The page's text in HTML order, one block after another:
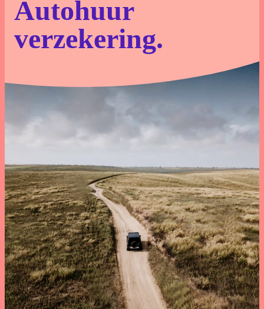
Camperhuur Eigen Risico
Over ons
Blog
Download documenten
Schade Melden
Veelgestelde vragen
Autohuur
verzekering.